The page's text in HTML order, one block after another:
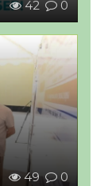
42 0
49 0